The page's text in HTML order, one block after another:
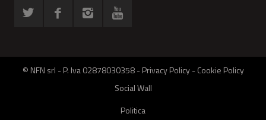
© NFN srl - P. Iva 02878030358 -Privacy Policy-Cookie Policy
Social Wall
Politica